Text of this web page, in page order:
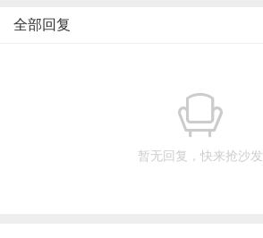
全部回复
暂无回复，快来抢沙发